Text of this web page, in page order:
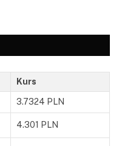
Kurs
3.7324 PLN
4.301 PLN